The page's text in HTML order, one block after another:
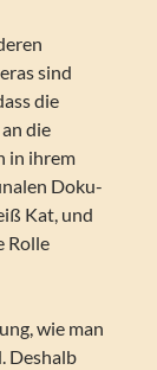
sind
die
die
in ihrem
Doku-
Kat, und
Rolle
wie man
Deshalb